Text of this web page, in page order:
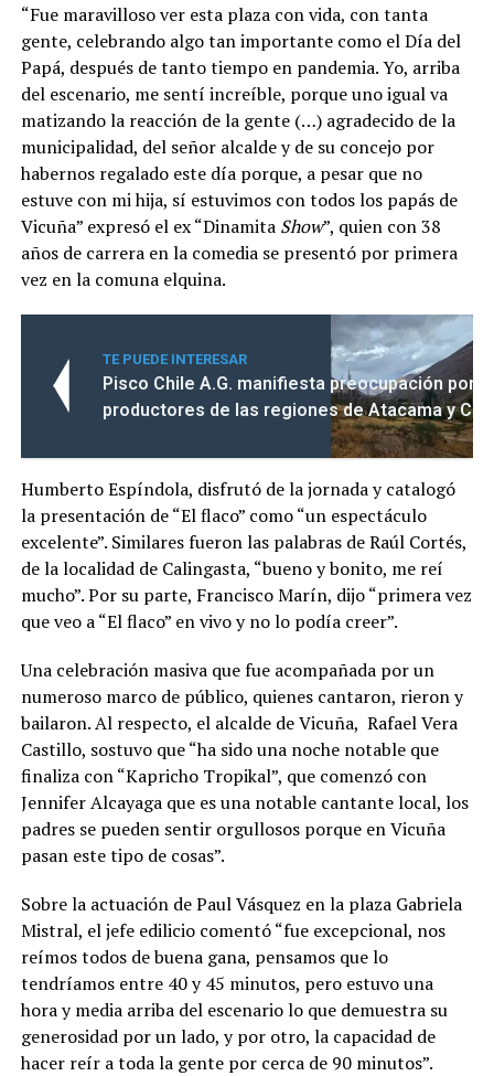
“Fue maravilloso ver esta plaza con vida, con tanta
gente, celebrando algo tan importante como el Día del
Papá, después de tanto tiempo en pandemia. Yo, arriba
del escenario, me sentí increíble, porque uno igual va
matizando la reacción de la gente (…) agradecido de la
municipalidad, del señor alcalde y de su concejo por
habernos regalado este día porque, a pesar que no
estuve con mi hija, sí estuvimos con todos los papás de
Vicuña” expresó el ex “Dinamita Show”, quien con 38
años de carrera en la comedia se presentó por primera
vez en la comuna elquina.
TE PUEDE INTERESAR
Pisco Chile A.G. manifiesta preocupación por
productores de las regiones de Atacama y
Humberto Espíndola, disfrutó de la jornada y catalogó
la presentación de “El flaco” como “un espectáculo
excelente”. Similares fueron las palabras de Raúl Cortés,
de la localidad de Calingasta, “bueno y bonito, me reí
mucho”. Por su parte, Francisco Marín, dijo “primera vez
que veo a “El flaco” en vivo y no lo podía creer”.
Una celebración masiva que fue acompañada por un
numeroso marco de público, quienes cantaron, rieron y
bailaron. Al respecto, el alcalde de Vicuña, Rafael Vera
Castillo, sostuvo que “ha sido una noche notable que
finaliza con “Kapricho Tropikal”, que comenzó con
Jennifer Alcayaga que es una notable cantante local, los
padres se pueden sentir orgullosos porque en Vicuña
pasan este tipo de cosas”.
Sobre la actuación de Paul Vásquez en la plaza Gabriela
Mistral, el jefe edilicio comentó “fue excepcional, nos
reímos todos de buena gana, pensamos que lo
tendríamos entre 40 y 45 minutos, pero estuvo una
hora y media arriba del escenario lo que demuestra su
generosidad por un lado, y por otro, la capacidad de
hacer reír a toda la gente por cerca de 90 minutos”.